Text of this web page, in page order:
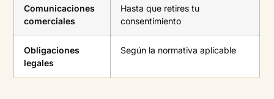
Comunicaciones
comerciales
Hasta que retires tu
consentimiento
Obligaciones
legales
Según la normativa aplicable